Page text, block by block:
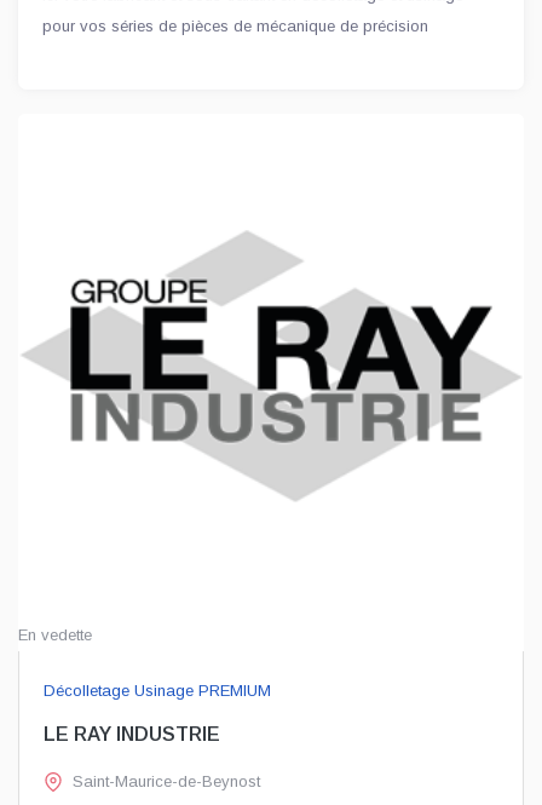
pour vos séries de pièces de mécanique de précision
En vedette
Décolletage Usinage PREMIUM
LE RAY INDUSTRIE
Saint-Maurice-de-Beynost